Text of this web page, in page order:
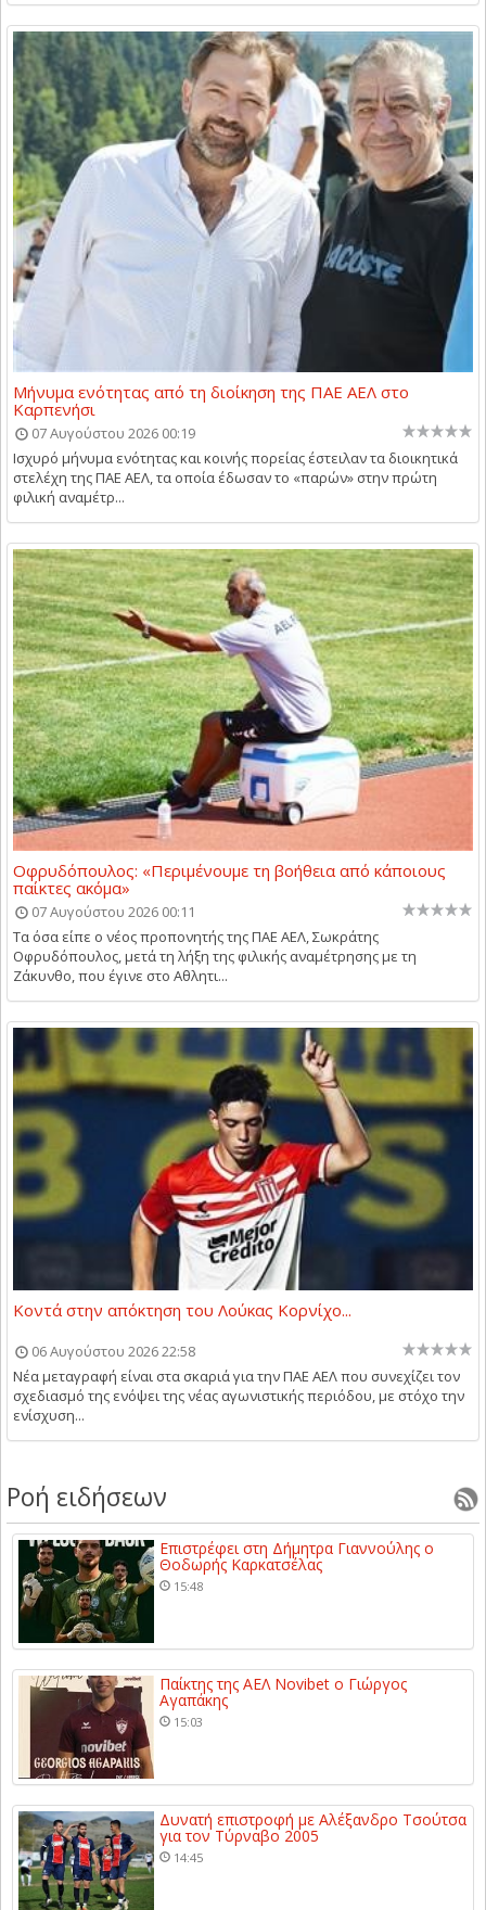
Μήνυμα ενότητας από τη διοίκηση της ΠΑΕ ΑΕΛ στο
Καρπενήσι
07 Αυγούστου 2026 00:19
Ισχυρό μήνυμα ενότητας και κοινής πορείας έστειλαν τα διοικητικά
στελέχη της ΠΑΕ ΑΕΛ, τα οποία έδωσαν το «παρών» στην πρώτη
φιλική αναμέτρ...
Οφρυδόπουλος: «Περιμένουμε τη βοήθεια από κάποιους
παίκτες ακόμα»
07 Αυγούστου 2026 00:11
Τα όσα είπε ο νέος προπονητής της ΠΑΕ ΑΕΛ, Σωκράτης
Οφρυδόπουλος, μετά τη λήξη της φιλικής αναμέτρησης με τη
Ζάκυνθο, που έγινε στο Αθλητι...
Κοντά στην απόκτηση του Λούκας Κορνίχο...
06 Αυγούστου 2026 22:58
Νέα μεταγραφή είναι στα σκαριά για την ΠΑΕ ΑΕΛ που συνεχίζει τον
σχεδιασμό της ενόψει της νέας αγωνιστικής περιόδου, με στόχο την
ενίσχυση...
Ροή ειδήσεων
Επιστρέφει στη Δήμητρα Γιαννούλης ο
Θοδωρής Καρκατσέλας
15:48
Παίκτης της ΑΕΛ Novibet ο Γιώργος
Αγαπάκης
15:03
Δυνατή επιστροφή με Αλέξανδρο Τσούτσα
για τον Τύρναβο 2005
14:45